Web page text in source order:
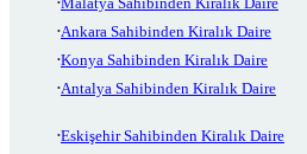
Ankara Sahibinden Kiralık Daire
Konya Sahibinden Kiralık Daire
Antalya Sahibinden Kiralık Daire
Eskişehir Sahibinden Kiralık Daire